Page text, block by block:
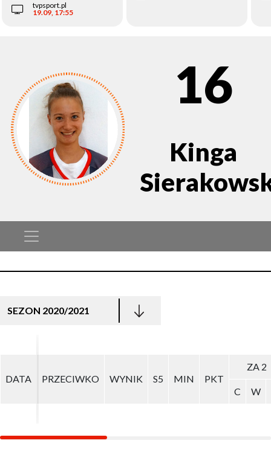
tvpsport.pl
19.09, 17:55
16
Kinga
SEZON 2020/2021
DATA PRZECIWKO WYNIK S5 MIN PKT
ZA 2
C W
DATA PRZECIWKO WYNIK S5 MIN PKT
ZA 2
C W